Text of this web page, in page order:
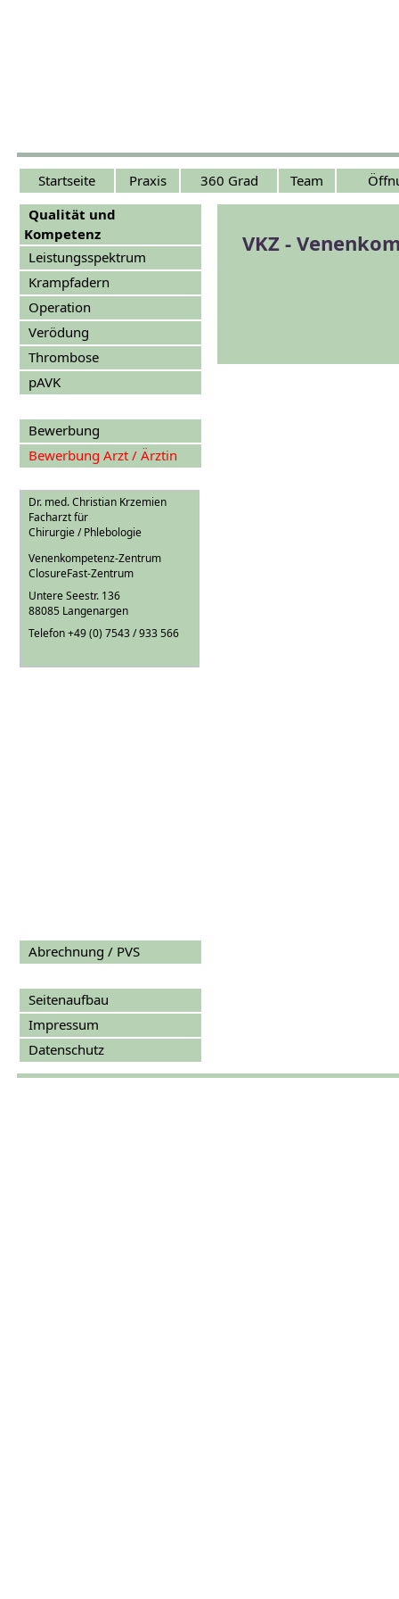
Startseite Praxis 360 Grad Team
Qualität und
Kompetenz
Leistungsspektrum
Krampfadern
Operation
Verödung
Thrombose
pAVK
Bewerbung
Bewerbung Arzt / Ärztin
Dr. med. Christian Krzemien
Facharzt für
Chirurgie / Phlebologie
Venenkompetenz-Zentrum
ClosureFast-Zentrum
Untere Seestr. 136
88085 Langenargen
Telefon +49 (0) 7543 / 933 566
Abrechnung / PVS
Seitenaufbau
Impressum
Datenschutz
VKZ -